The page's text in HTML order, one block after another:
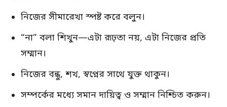
নিজের সীমারেখা স্পষ্ট করে বলুন।
“না” বলা শিখুন—এটা রূঢ়তা নয়, এটা নিজের প্রতি
সম্মান।
নিজের বন্ধু, শখ, স্বপ্নের সাথে যুক্ত থাকুন।
সম্পর্কের মধ্যে সমান দায়িত্ব ও সম্মান নিশ্চিত করুন।